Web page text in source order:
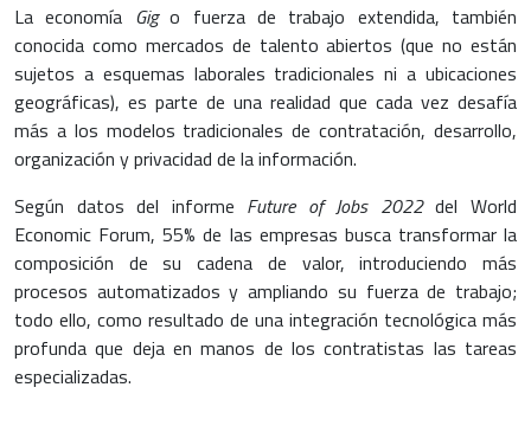
La economía Gigo fuerza de trabajo extendida, también
conocida como mercados de talento abiertos (que no están
sujetos a esquemas laborales tradicionales ni a ubicaciones
geográficas), es parte de una realidad que cada vez desafía
más a los modelos tradicionales de contratación, desarrollo,
organización y privacidad de la información.
Según datos del informe Future of Jobs 2022del World
Economic Forum, 55% de las empresas busca transformar la
composición de su cadena de valor, introduciendo más
procesos automatizados y ampliando su fuerza de trabajo;
todo ello, como resultado de una integración tecnológica más
profunda que deja en manos de los contratistas las tareas
especializadas.